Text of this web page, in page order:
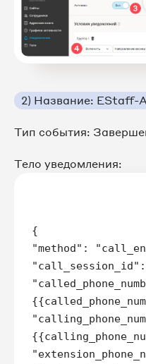
2) Название: EStaff-
Тип события:
Тело уведомления:
{
"method":